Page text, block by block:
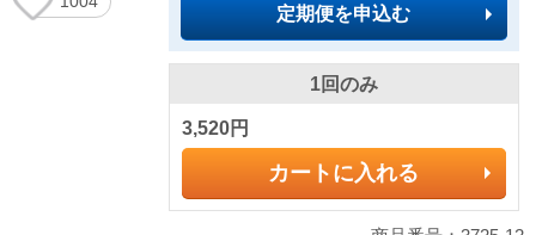
定期便を申込む
1回のみ
3,520円
カートに入れる